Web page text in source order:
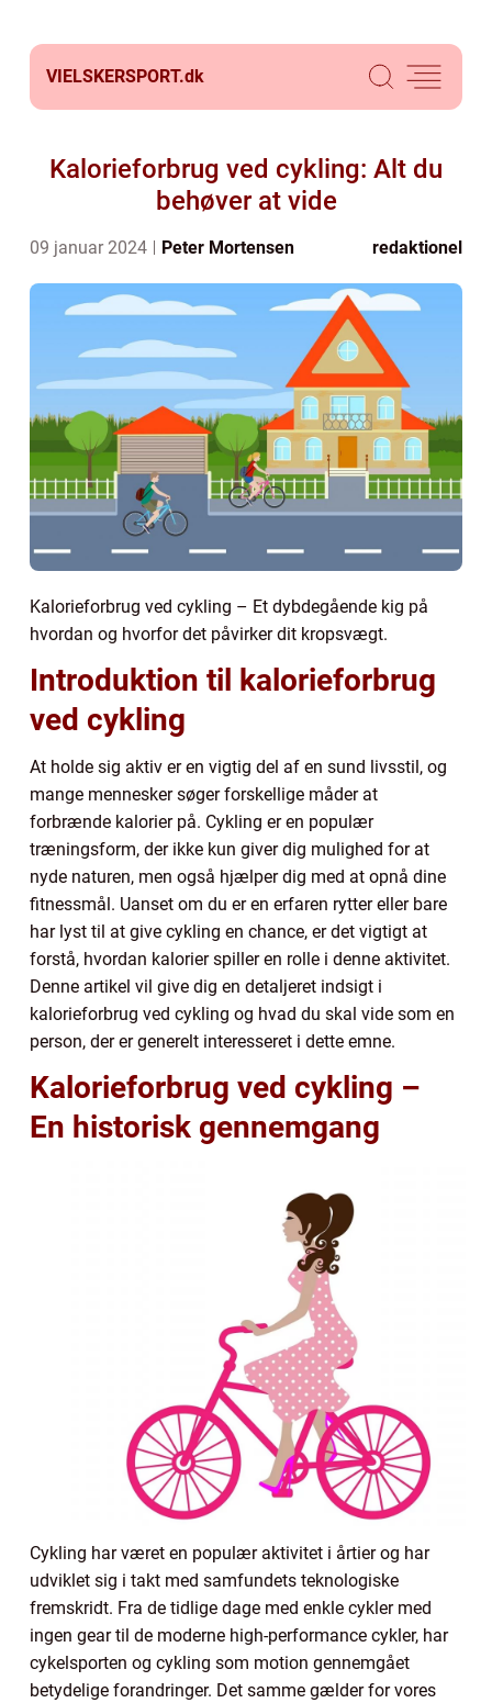
VIELSKERSPORT.dk
Kalorieforbrug ved cykling: Alt du
behøver at vide
09 januar 2024 Peter Mortensen redaktionel
Kalorieforbrug ved cykling – Et dybdegående kig på
hvordan og hvorfor det påvirker dit kropsvægt.
Introduktion til kalorieforbrug
ved cykling
At holde sig aktiv er en vigtig del af en sund livsstil, og
mange mennesker søger forskellige måder at
forbrænde kalorier på. Cykling er en populær
træningsform, der ikke kun giver dig mulighed for at
nyde naturen, men også hjælper dig med at opnå dine
fitnessmål. Uanset om du er en erfaren rytter eller bare
har lyst til at give cykling en chance, er det vigtigt at
forstå, hvordan kalorier spiller en rolle i denne aktivitet.
Denne artikel vil give dig en detaljeret indsigt i
kalorieforbrug ved cykling og hvad du skal vide som en
person, der er generelt interesseret i dette emne.
Kalorieforbrug ved cykling –
En historisk gennemgang
Cykling har været en populær aktivitet i årtier og har
udviklet sig i takt med samfundets teknologiske
fremskridt. Fra de tidlige dage med enkle cykler med
ingen gear til de moderne high-performance cykler, har
cykelsporten og cykling som motion gennemgået
betydelige forandringer. Det samme gælder for vores